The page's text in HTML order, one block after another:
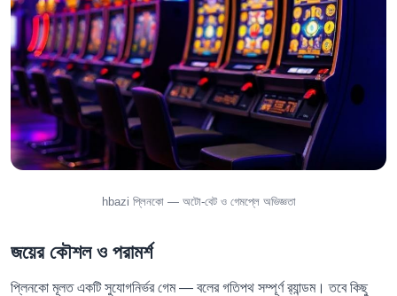
hbazi প্লিনকো — অটো-বেট ও গেমপ্লে অভিজ্ঞতা
জয়ের কৌশল ও পরামর্শ
প্লিনকো মূলত একটি সুযোগনির্ভর গেম — বলের গতিপথ সম্পূর্ণ র‍্যান্ডম। তবে কিছু